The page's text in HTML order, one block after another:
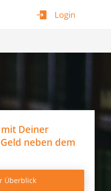
Login
Deiner
neben dem
Überblick